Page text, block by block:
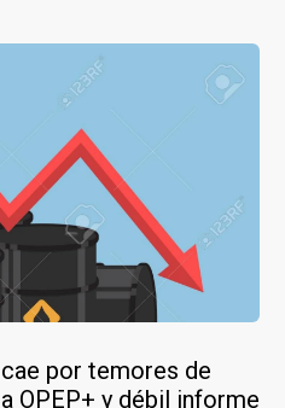
por temores de
OPEP+ y débil informe